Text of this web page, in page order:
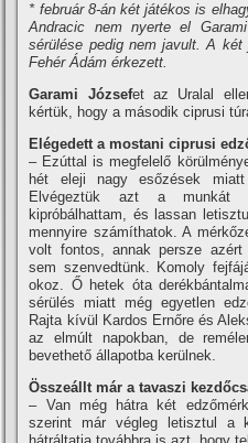
* február 8-án két játékos is
Andracic nem nyerte el
sérülése pedig nem javult. A két
Fehér Ádám érkezett.
Garami Józsefet az Uralal
kértük, hogy a második ciprusi
Elégedett a mostani ciprusi
– Ezúttal is megfelelő
hét eleji nagy esőzések
Elvégeztük azt a munkát
kipróbálhattam, és lassan
mennyire számí­thatok. A
volt fontos, annak persze azért
sem szenvedtünk. Komoly
okoz. Ő hetek óta
sérülés miatt még egyetlen
Rajta kí­vül Kardos Ernőre és
az elmúlt napokban, de
bevethető állapotba kerülnek.
Összeállt már a tavaszi
– Van még hátra két
szerint már végleg letisztul a